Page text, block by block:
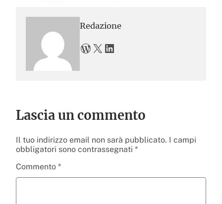
Redazione
WordPress X LinkedIn
Lascia un commento
Il tuo indirizzo email non sarà pubblicato. I campi
obbligatori sono contrassegnati *
Commento *